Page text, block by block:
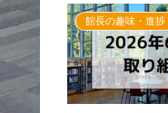
館長の趣味・進捗